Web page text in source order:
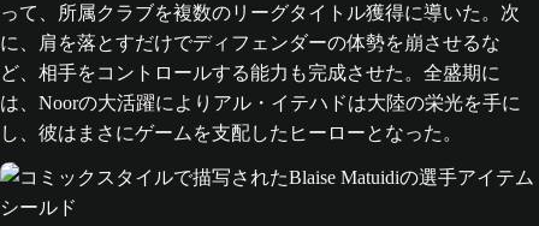
って、所属クラブを複数のリーグタイトル獲得に導いた。次
に、肩を落とすだけでディフェンダーの体勢を崩させるな
ど、相手をコントロールする能力も完成させた。全盛期に
は、Noorの大活躍によりアル・イテハドは大陸の栄光を手に
し、彼はまさにゲームを支配したヒーローとなった。